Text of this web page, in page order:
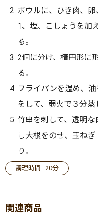
ボウルに、ひき肉、
1、塩、こしょうを加
る。
2個に分け、楕円形に
る。
フライパンを温め、
をして、弱火で３分蒸
竹串を刺して、透明
し大根をのせ、玉ね
り。
調理時間 : 20分
関連商品